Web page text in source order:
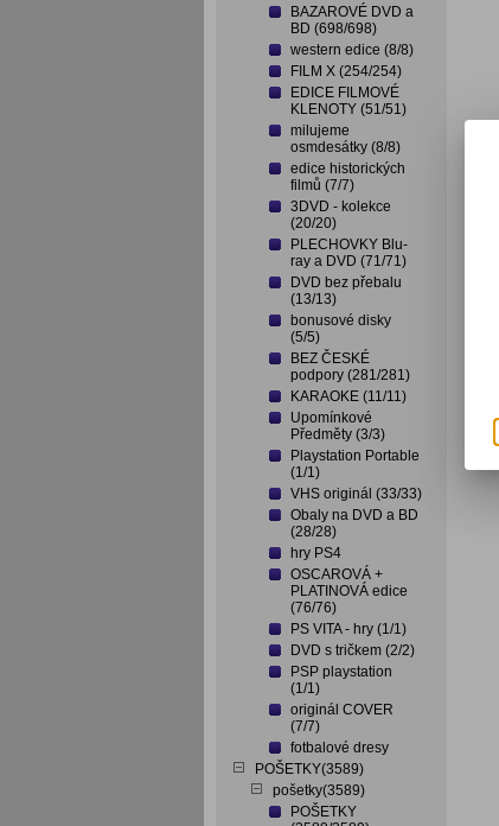
BAZAROVÉ DVD a
BD (698/698)
western edice (8/8)
FILM X (254/254)
EDICE FILMOVÉ
KLENOTY (51/51)
milujeme
osmdesátky (8/8)
edice historických
filmů (7/7)
3DVD - kolekce
(20/20)
PLECHOVKY Blu-
ray a DVD (71/71)
DVD bez přebalu
(13/13)
bonusové disky
(5/5)
BEZ ČESKÉ
podpory (281/281)
KARAOKE (11/11)
Upomínkové
Předměty (3/3)
Playstation Portable
(1/1)
VHS originál (33/33)
Obaly na DVD a BD
(28/28)
hry PS4
OSCAROVÁ +
PLATINOVÁ edice
(76/76)
PS VITA - hry (1/1)
DVD s tričkem (2/2)
PSP playstation
(1/1)
originál COVER
(7/7)
fotbalové dresy
POŠETKY(3589)
pošetky(3589)
POŠETKY